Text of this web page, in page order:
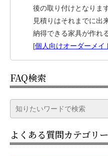
後の取り付けとなります
見積りはそれまでに出
納得できる家具が作れ
[個人向けオーダーメイ
FAQ検索
よくある質問カテゴリー